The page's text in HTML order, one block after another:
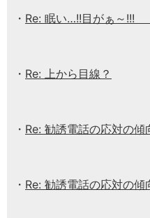
Re: 眠い…!!目がぁ～!!!
Re: 上から目線？
Re: 勧誘電話の応対の傾
Re: 勧誘電話の応対の傾